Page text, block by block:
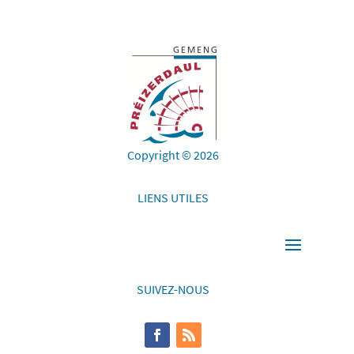
Copyright © 2026
LIENS UTILES
SUIVEZ-NOUS